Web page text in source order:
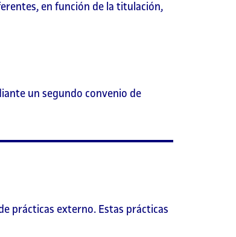
en función de la titulación,
un segundo convenio de
prácticas externo. Estas prácticas